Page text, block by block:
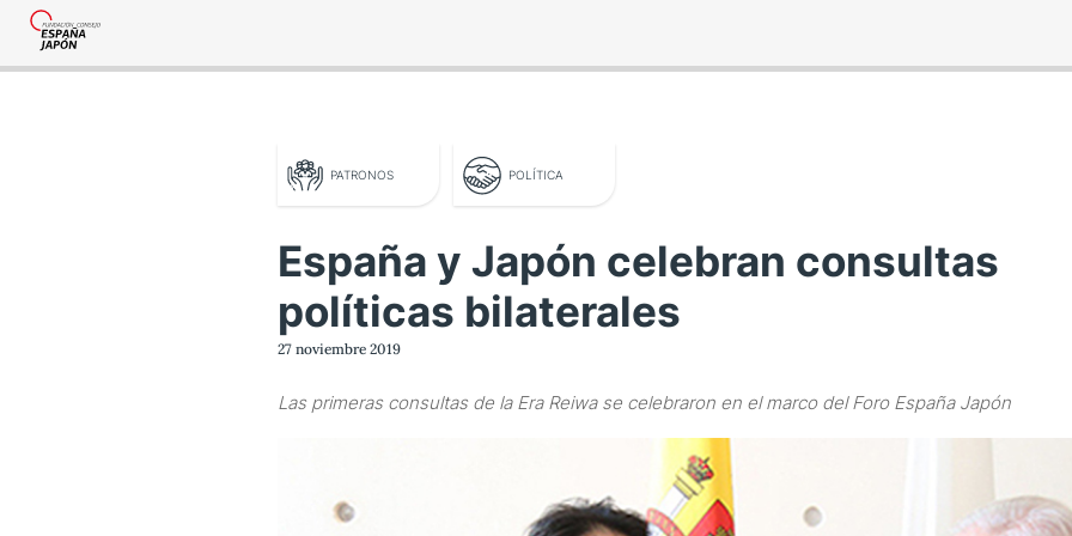
PATRONOS POLÍTICA
España y Japón celebran consultas
políticas bilaterales
27 noviembre 2019
Las primeras consultas de la Era Reiwa se celebraron en el marco del Foro España Japón